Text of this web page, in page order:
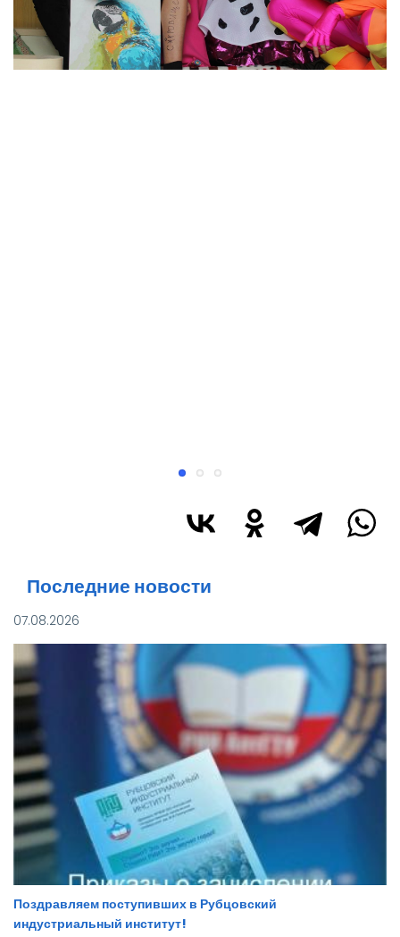
Последние новости
07.08.2026
Поздравляем поступивших в Рубцовский
индустриальный институт!